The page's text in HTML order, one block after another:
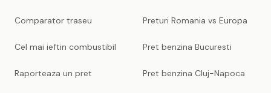
Comparator traseu
Cel mai ieftin combustibil
Raporteaza un pret
Preturi Romania vs Europa
Pret benzina Bucuresti
Pret benzina Cluj-Napoca